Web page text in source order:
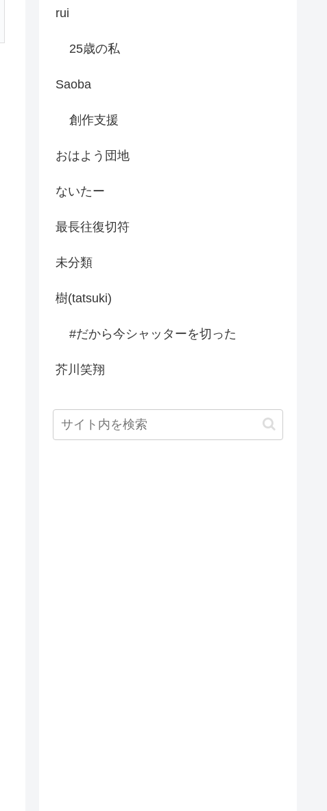
rui
25歳の私
Saoba
創作支援
おはよう団地
ないたー
最長往復切符
未分類
樹(tatsuki)
#だから今シャッターを切った
芥川笑翔